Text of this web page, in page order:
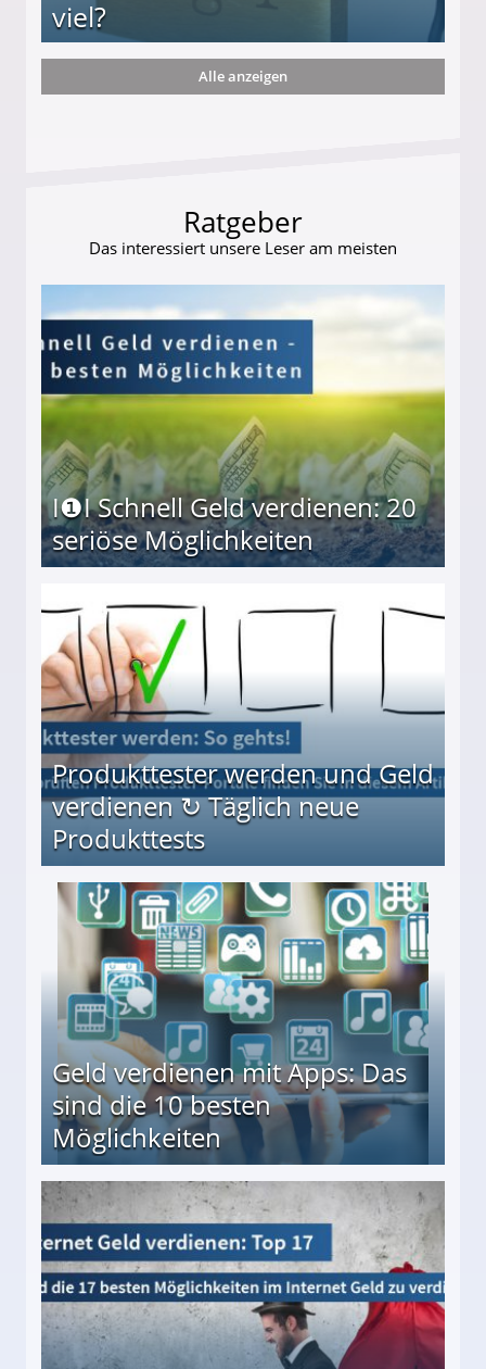
viel?
und wie viel?
Alle anzeigen
Ratgeber
Das interessiert unsere Leser am meisten
I❶I Schnell Geld verdienen: 20
seriöse Möglichkeiten
Produkttester werden und Geld
verdienen ↻ Täglich neue
Produkttests
↻ Täglich neue Produkttests
Geld verdienen mit Apps: Das
sind die 10 besten
Möglichkeiten
besten Möglichkeiten